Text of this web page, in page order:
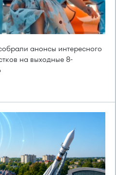
анонсы интересного
на выходные 8-